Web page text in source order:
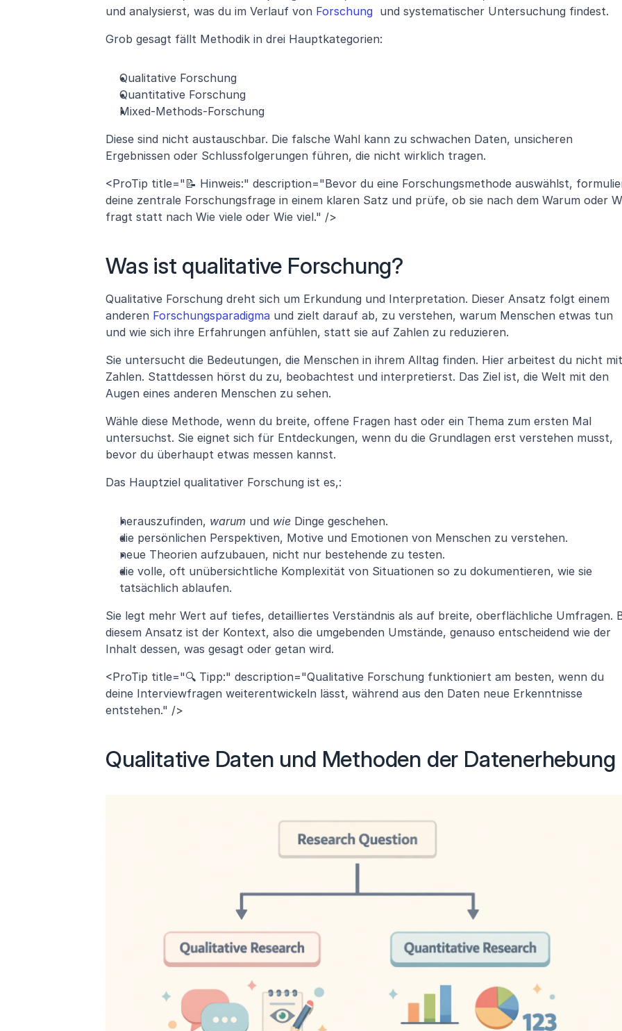
und analysierst, was du im Verlauf von Forschung und systematischer Untersuchung findest.
Grob gesagt fällt Methodik in drei Hauptkategorien:
Qualitative Forschung
Quantitative Forschung
Mixed-Methods-Forschung
Diese sind nicht austauschbar. Die falsche Wahl kann zu schwachen Daten, unsicheren
Ergebnissen oder Schlussfolgerungen führen, die nicht wirklich tragen.
<ProTip title="📝 Hinweis:" description="Bevor du eine Forschungsmethode auswählst,
deine zentrale Forschungsfrage in einem klaren Satz und prüfe, ob sie nach dem Warum oder
fragt statt nach Wie viele oder Wie viel." />
Was ist qualitative Forschung?
Qualitative Forschung dreht sich um Erkundung und Interpretation. Dieser Ansatz folgt einem
anderen Forschungsparadigma und zielt darauf ab, zu verstehen, warum Menschen etwas tun
und wie sich ihre Erfahrungen anfühlen, statt sie auf Zahlen zu reduzieren.
Sie untersucht die Bedeutungen, die Menschen in ihrem Alltag finden. Hier arbeitest du nicht mit
Zahlen. Stattdessen hörst du zu, beobachtest und interpretierst. Das Ziel ist, die Welt mit den
Augen eines anderen Menschen zu sehen.
Wähle diese Methode, wenn du breite, offene Fragen hast oder ein Thema zum ersten Mal
untersuchst. Sie eignet sich für Entdeckungen, wenn du die Grundlagen erst verstehen musst,
bevor du überhaupt etwas messen kannst.
Das Hauptziel qualitativer Forschung ist es,:
herauszufinden, warum und wie Dinge geschehen.
die persönlichen Perspektiven, Motive und Emotionen von Menschen zu verstehen.
neue Theorien aufzubauen, nicht nur bestehende zu testen.
die volle, oft unübersichtliche Komplexität von Situationen so zu dokumentieren, wie sie
tatsächlich ablaufen.
Sie legt mehr Wert auf tiefes, detailliertes Verständnis als auf breite, oberflächliche Umfragen.
diesem Ansatz ist der Kontext, also die umgebenden Umstände, genauso entscheidend wie der
Inhalt dessen, was gesagt oder getan wird.
<ProTip title="🔍 Tipp:" description="Qualitative Forschung funktioniert am besten, wenn du
deine Interviewfragen weiterentwickeln lässt, während aus den Daten neue Erkenntnisse
entstehen." />
Qualitative Daten und Methoden der Datenerhebung